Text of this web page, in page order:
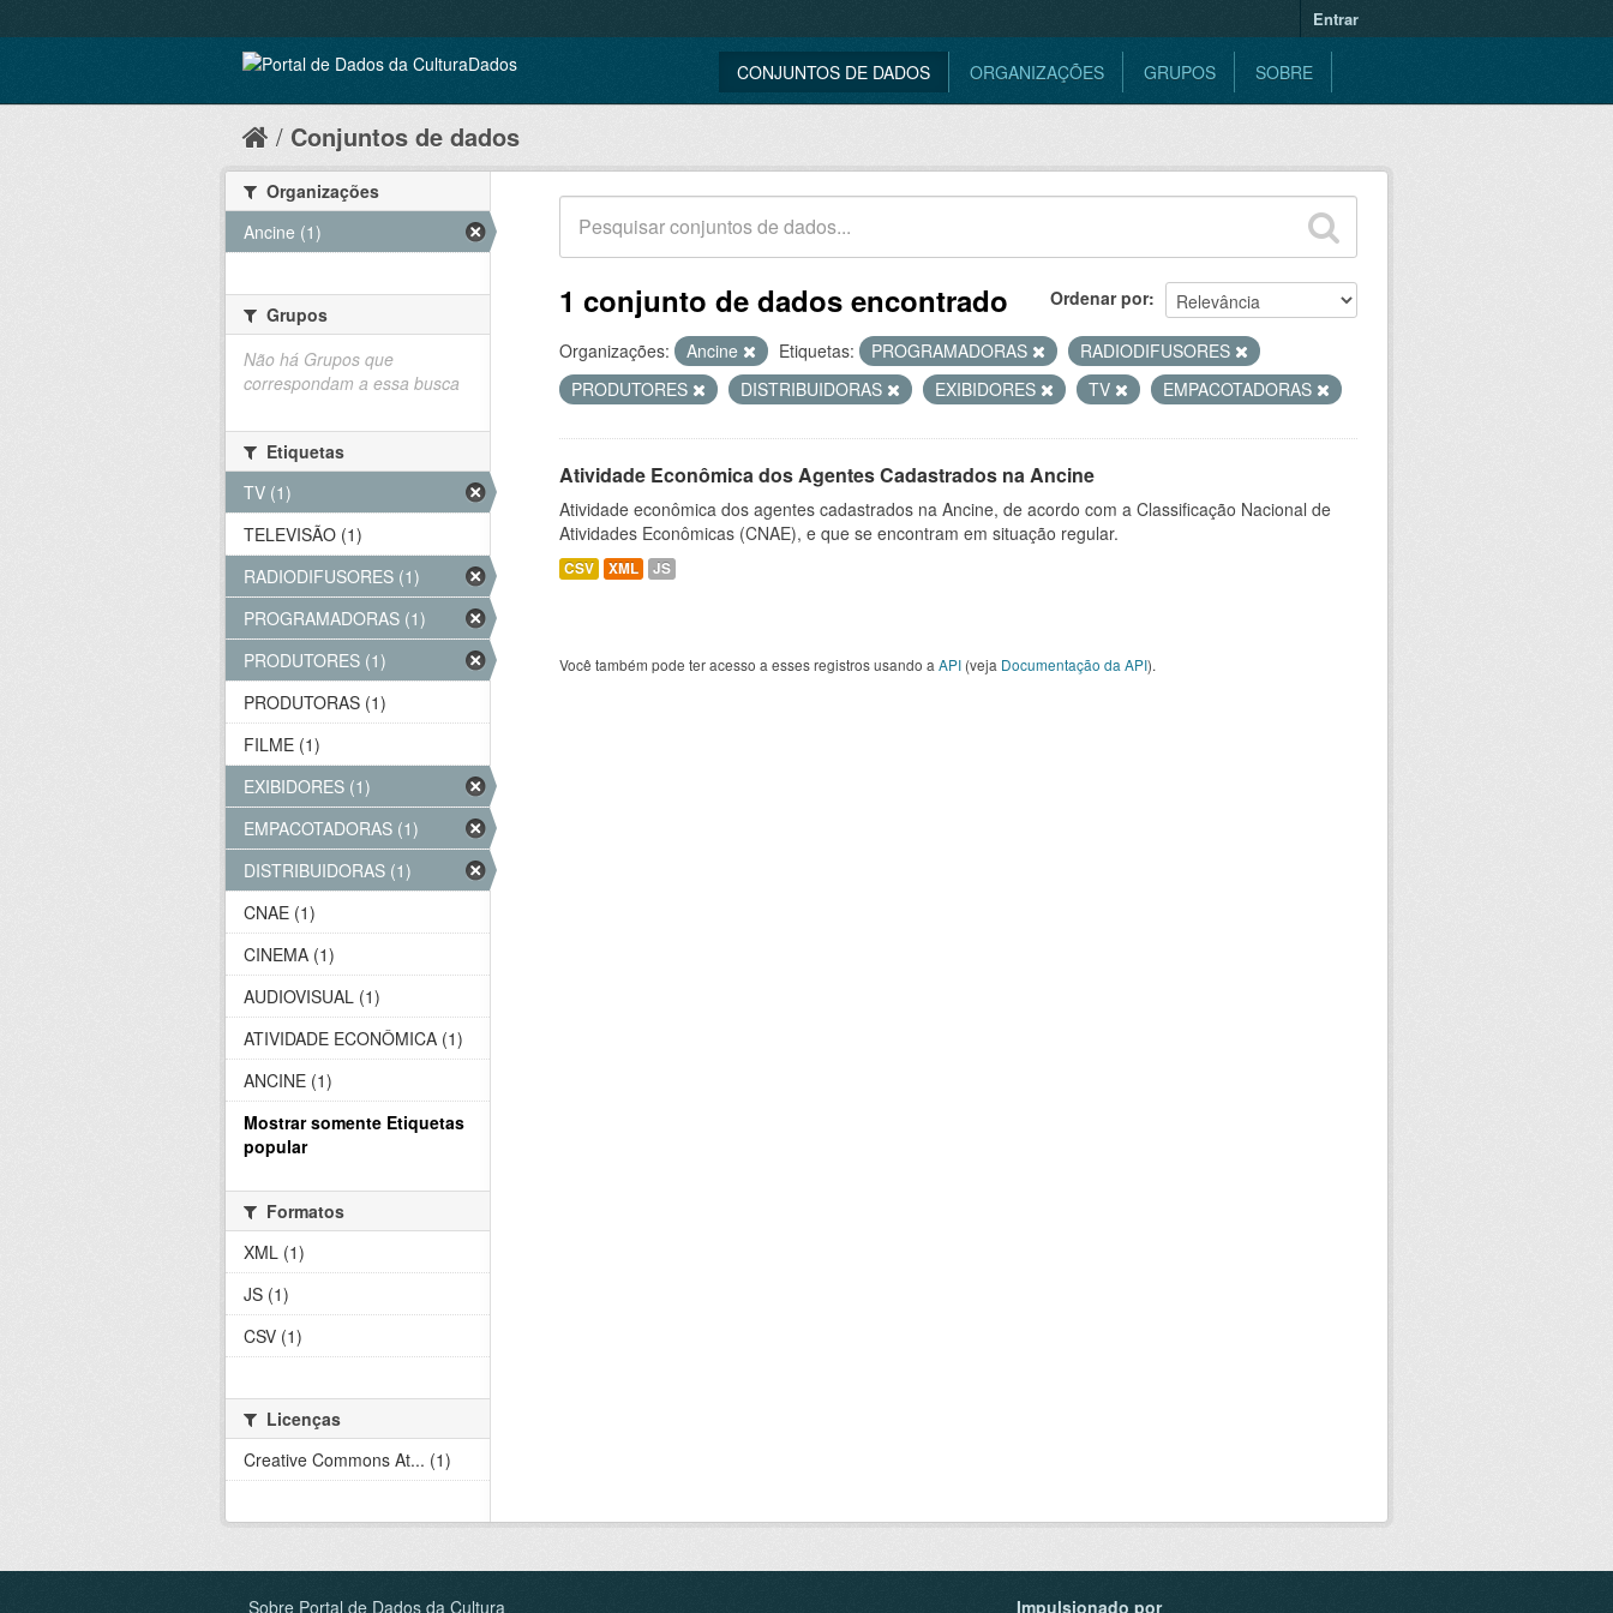
Entrar
CONJUNTOS DE DADOS ORGANIZAÇÕES GRUPOS SOBRE
Conjuntos de dados
Ordenar por
1 conjunto de dados encontrado
Organizações: Ancine Etiquetas: PROGRAMADORAS
RADIODIFUSORES
PRODUTORES
DISTRIBUIDORAS EXIBIDORES TV EMPACOTADORAS
Atividade Econômica dos Agentes Cadastrados na Ancine
Atividade econômica dos agentes cadastrados na Ancine, de acordo com a Classificação Nacional de
Atividades Econômicas (CNAE), e que se encontram em situação regular.
CSV XML JS
Você também pode ter acesso a esses registros usando a API (veja Documentação da API).
Organizações
Ancine (1)
Grupos
Não há Grupos que
correspondam a essa busca
Etiquetas
TV (1)
TELEVISÃO (1)
RADIODIFUSORES (1)
PROGRAMADORAS (1)
PRODUTORES (1)
PRODUTORAS (1)
FILME (1)
EXIBIDORES (1)
EMPACOTADORAS (1)
DISTRIBUIDORAS (1)
CNAE (1)
CINEMA (1)
AUDIOVISUAL (1)
ATIVIDADE ECONÔMICA (1)
ANCINE (1)
Mostrar somente Etiquetas
popular
Formatos
XML (1)
JS (1)
CSV (1)
Licenças
Creative Commons At... (1)
Sobre Portal de Dados da Cultura Impulsionado por